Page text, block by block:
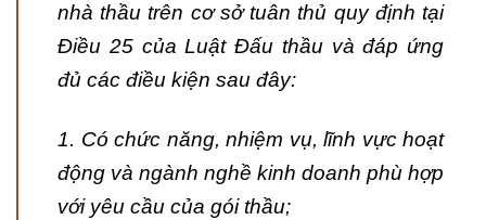
nhà thầu trên cơ sở tuân thủ quy định tại
Điều 25 của Luật Đấu thầu và đáp ứng
đủ các điều kiện sau đây:
1. Có chức năng, nhiệm vụ, lĩnh vực hoạt
động và ngành nghề kinh doanh phù hợp
với yêu cầu của gói thầu;